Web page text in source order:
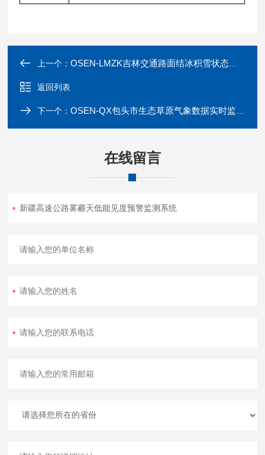
上一个：OSEN-LMZK吉林交通路面结冰积雪状态监测预警系统
返回列表
下一个：OSEN-QX包头市生态草原气象数据实时监测系统
在线留言